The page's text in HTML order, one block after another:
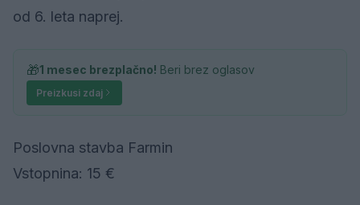
od 6. leta naprej.
🎁1 mesec brezplačno! Beri brez oglasov
Preizkusi zdaj
Poslovna stavba Farmin
Vstopnina: 15 €